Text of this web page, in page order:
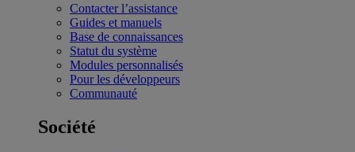
Contacter l’assistance
Guides et manuels
Base de connaissances
Statut du système
Modules personnalisés
Pour les développeurs
Communauté
Société